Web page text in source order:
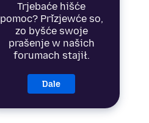
Trjebaće hišće
pomoc? Přizjewće so,
zo byšće swoje
prašenje w našich
forumach stajił.
Dale